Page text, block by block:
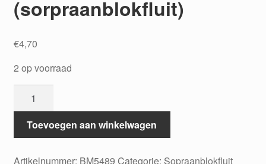
(sorpraanblokfluit)
€4,70
2 op voorraad
blokfluitgroep
Toevoegen aan winkelwagen
Artikelnummer: BM5489 Categorie: Sopraanblokfluit